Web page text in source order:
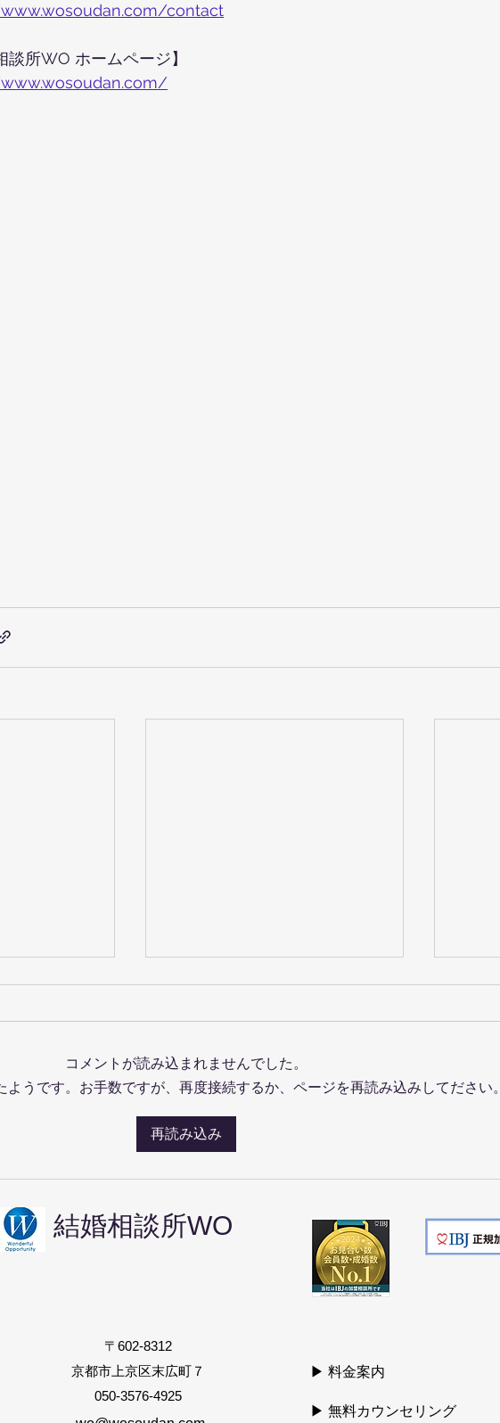
contact
談所WO ホームページ】
【京都の婚活】デートはどこ
に行く？①お食事偏
コメントが読み込まれませんでした。
ようです。お手数ですが、再度接続するか、ページを再読み込みしてださい。
再読み込み
結婚相談所WO
〒602-8312
​京都市上京区末広町７
050-3576-4925
▶ 料金案内
▶ 無料カウンセリング